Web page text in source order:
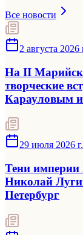
Все новости
2 августа 2026
На II
творческие
Карауловым
29 июля 2026 г.
Тени империи
Николай
Петербург